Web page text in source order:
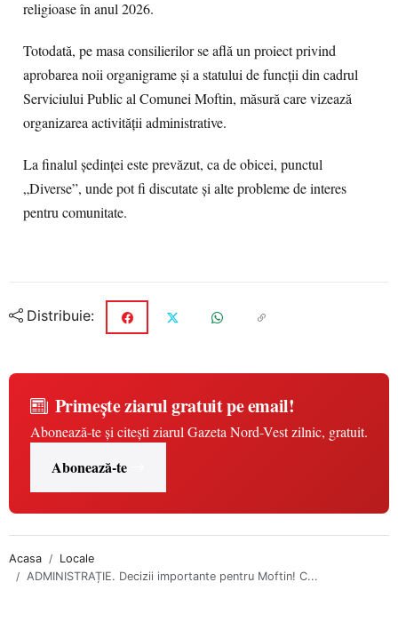
religioase în anul 2026.
Totodată, pe masa consilierilor se află un proiect privind
aprobarea noii organigrame și a statului de funcții din cadrul
Serviciului Public al Comunei Moftin, măsură care vizează
organizarea activității administrative.
La finalul ședinței este prevăzut, ca de obicei, punctul
„Diverse”, unde pot fi discutate și alte probleme de interes
pentru comunitate.
Distribuie:
Primește ziarul gratuit pe email!
Abonează-te și citești ziarul Gazeta Nord-Vest zilnic, gratuit.
Abonează-te
Acasa
Locale
ADMINISTRAȚIE. Decizii importante pentru Moftin! C...